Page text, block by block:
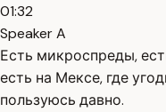
01:32
Speaker A
Есть микроспреды,
есть на Мексе, где
пользуюсь давно.